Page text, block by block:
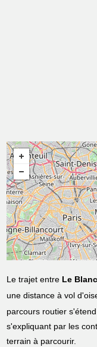
Le trajet entre Le
une distance à vol
parcours routier
s'expliquant par les
terrain à parcourir.